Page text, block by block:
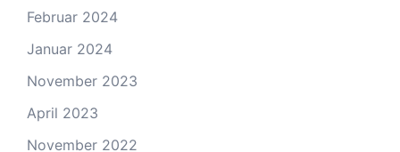
Februar 2024
Januar 2024
November 2023
April 2023
November 2022